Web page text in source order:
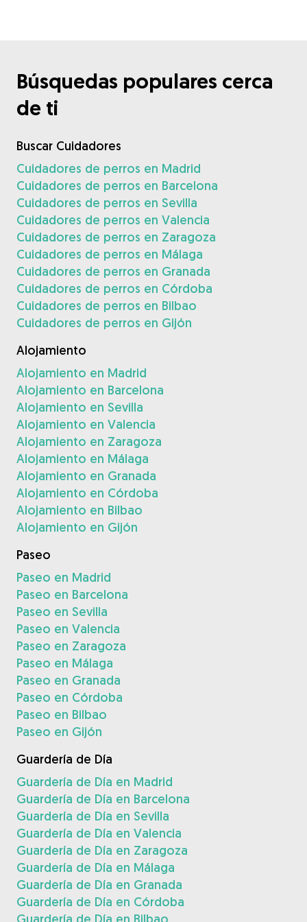
Búsquedas populares cerca
de ti
Buscar Cuidadores
Cuidadores de perros en Madrid
Cuidadores de perros en Barcelona
Cuidadores de perros en Sevilla
Cuidadores de perros en Valencia
Cuidadores de perros en Zaragoza
Cuidadores de perros en Málaga
Cuidadores de perros en Granada
Cuidadores de perros en Córdoba
Cuidadores de perros en Bilbao
Cuidadores de perros en Gijón
Alojamiento
Alojamiento en Madrid
Alojamiento en Barcelona
Alojamiento en Sevilla
Alojamiento en Valencia
Alojamiento en Zaragoza
Alojamiento en Málaga
Alojamiento en Granada
Alojamiento en Córdoba
Alojamiento en Bilbao
Alojamiento en Gijón
Paseo
Paseo en Madrid
Paseo en Barcelona
Paseo en Sevilla
Paseo en Valencia
Paseo en Zaragoza
Paseo en Málaga
Paseo en Granada
Paseo en Córdoba
Paseo en Bilbao
Paseo en Gijón
Guardería de Día
Guardería de Día en Madrid
Guardería de Día en Barcelona
Guardería de Día en Sevilla
Guardería de Día en Valencia
Guardería de Día en Zaragoza
Guardería de Día en Málaga
Guardería de Día en Granada
Guardería de Día en Córdoba